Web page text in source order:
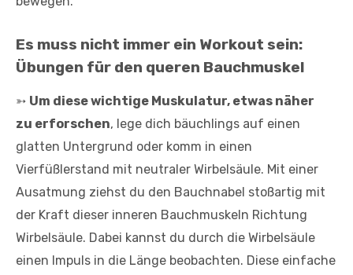
Es muss nicht immer ein Workout sein:
Übungen für den queren Bauchmuskel
➳ Um diese wichtige Muskulatur, etwas näher
zu erforschen, lege dich bäuchlings auf einen
glatten Untergrund oder komm in einen
Vierfüßlerstand mit neutraler Wirbelsäule. Mit einer
Ausatmung ziehst du den Bauchnabel stoßartig mit
der Kraft dieser inneren Bauchmuskeln Richtung
Wirbelsäule. Dabei kannst du durch die Wirbelsäule
einen Impuls in die Länge beobachten. Diese einfache